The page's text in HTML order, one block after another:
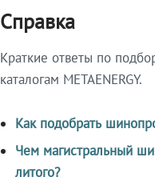
Справка
Краткие ответы по
каталогам METAENERGY.
Как подобрать
Чем магистральный
литого?